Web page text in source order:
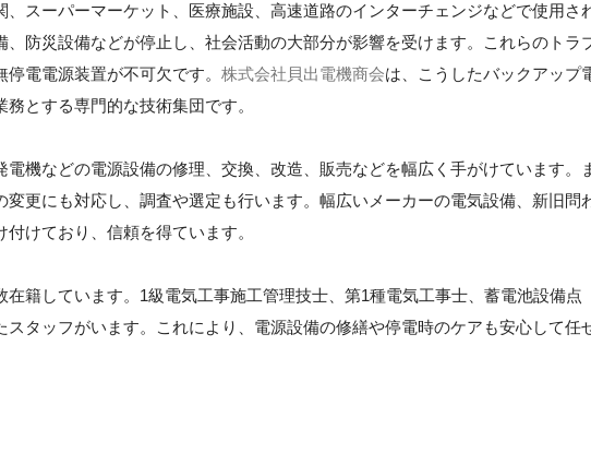
スーパーマーケット、医療施設、高速道路のインターチェンジなどで使用さ
、防災設備などが停止し、社会活動の大部分が影響を受けます。これらのトラ
電電源装置が不可欠です。 株式会社貝出電機商会は、こうしたバックアップ
とする専門的な技術集団です。
機などの電源設備の修理、交換、改造、販売などを幅広く手がけています。
変更にも対応し、調査や選定も行います。幅広いメーカーの電気設備、新旧問
けており、信頼を得ています。
在籍しています。1級電気工事施工管理技士、第1種電気工事士、蓄電池設備点
タッフがいます。これにより、電源設備の修繕や停電時のケアも安心して任